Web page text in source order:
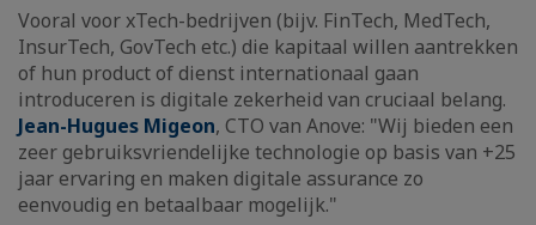
Vooral voor xTech-bedrijven (bijv. FinTech, MedTech,
InsurTech, GovTech etc.) die kapitaal willen aantrekken
of hun product of dienst internationaal gaan
introduceren is digitale zekerheid van cruciaal belang.
Jean-Hugues Migeon, CTO van Anove: "Wij bieden een
zeer gebruiksvriendelijke technologie op basis van +25
jaar ervaring en maken digitale assurance zo
eenvoudig en betaalbaar mogelijk."